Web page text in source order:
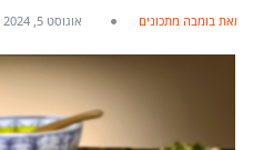
מאת בומבה מתכונים אוגוסט 5, 2024